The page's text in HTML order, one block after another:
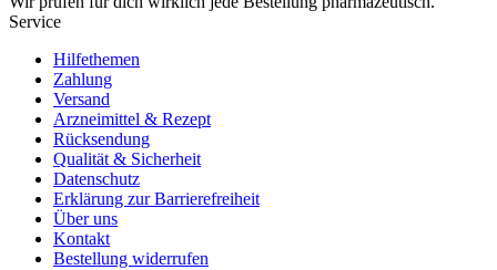
Service
Hilfethemen
Zahlung
Versand
Arzneimittel & Rezept
Rücksendung
Qualität & Sicherheit
Datenschutz
Erklärung zur Barrierefreiheit
Über uns
Kontakt
Bestellung widerrufen